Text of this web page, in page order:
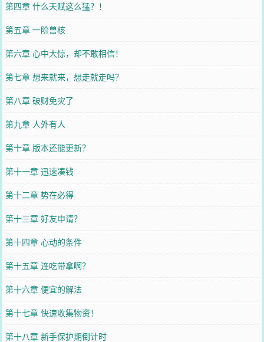
第四章 什么天赋这么猛？！
第五章 一阶兽核
第六章 心中大惊，却不敢相信！
第七章 想来就来，想走就走吗？
第八章 破财免灾了
第九章 人外有人
第十章 版本还能更新？
第十一章 迅速凑钱
第十二章 势在必得
第十三章 好友申请？
第十四章 心动的条件
第十五章 连吃带拿啊？
第十六章 便宜的解法
第十七章 快速收集物资！
第十八章 新手保护期倒计时